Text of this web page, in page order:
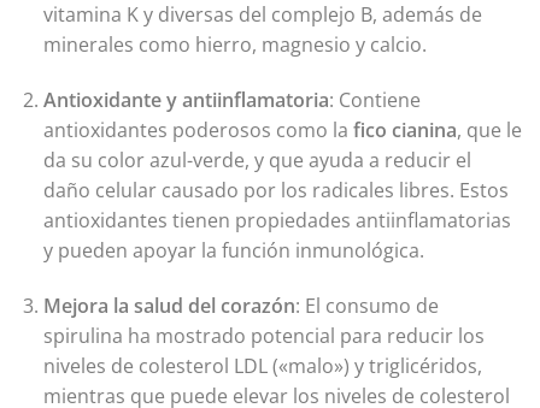
vitamina K y diversas del complejo B, además de
minerales como hierro, magnesio y calcio.
Antioxidante y antiinflamatoria: Contiene
antioxidantes poderosos como la fico cianina, que le
da su color azul-verde, y que ayuda a reducir el
daño celular causado por los radicales libres. Estos
antioxidantes tienen propiedades antiinflamatorias
y pueden apoyar la función inmunológica.
Mejora la salud del corazón: El consumo de
spirulina ha mostrado potencial para reducir los
niveles de colesterol LDL («malo») y triglicéridos,
mientras que puede elevar los niveles de colesterol